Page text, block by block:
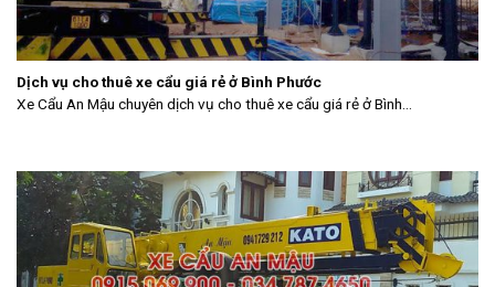
Dịch vụ cho thuê xe cẩu giá rẻ ở Bình Phước
Xe Cẩu An Mậu chuyên dịch vụ cho thuê xe cẩu giá rẻ ở Bình...